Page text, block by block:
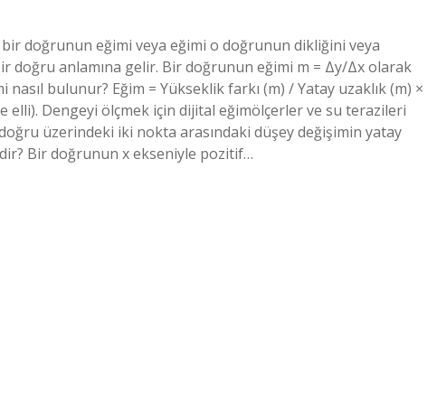
doğrunun eğimi veya eğimi o doğrunun dikliğini veya
doğru anlamına gelir. Bir doğrunun eğimi m = Δy/Δx olarak
bulunur? Eğim = Yükseklik farkı (m) / Yatay uzaklık (m) ×
elli). Dengeyi ölçmek için dijital eğimölçerler ve su terazileri
üzerindeki iki nokta arasındaki düşey değişimin yatay
Bir doğrunun x ekseniyle pozitif…